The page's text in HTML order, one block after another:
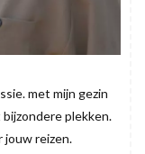
met mijn gezin
plekken.
jouw reizen.